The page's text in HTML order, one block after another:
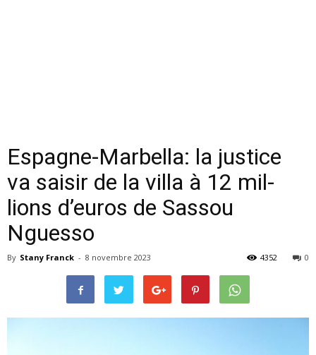
Es­pagne-Mar­bella: la jus­tice
va sai­sir de la villa à 12 mil­
lions d’eu­ros de Sas­sou
Nguesso
By Stany Franck - 8 novembre 2023 0
4352